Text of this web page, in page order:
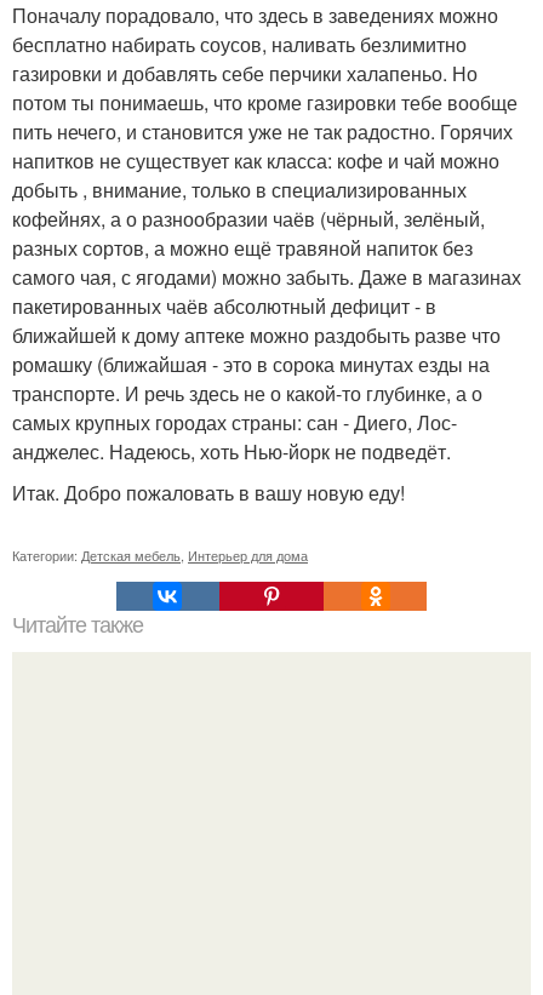
Поначалу порадовало, что здесь в заведениях можно
бесплатно набирать соусов, наливать безлимитно
газировки и добавлять себе перчики халапеньо. Но
потом ты понимаешь, что кроме газировки тебе вообще
пить нечего, и становится уже не так радостно. Горячих
напитков не существует как класса: кофе и чай можно
добыть , внимание, только в специализированных
кофейнях, а о разнообразии чаёв (чёрный, зелёный,
разных сортов, а можно ещё травяной напиток без
самого чая, с ягодами) можно забыть. Даже в магазинах
пакетированных чаёв абсолютный дефицит - в
ближайшей к дому аптеке можно раздобыть разве что
ромашку (ближайшая - это в сорока минутах езды на
транспорте. И речь здесь не о какой-то глубинке, а о
самых крупных городах страны: сан - Диего, Лос-
анджелес. Надеюсь, хоть Нью-йорк не подведёт.
Итак. Добро пожаловать в вашу новую еду!
Категории: Детская мебель Интерьер для дома
Читайте также